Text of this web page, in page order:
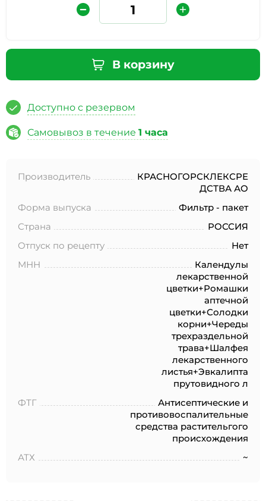
В корзину
Доступно с резервом
Самовывоз в течение 1 часа
Производитель
КРАСНОГОРСКЛЕКСРЕ
ДСТВА АО
Форма выпуска
Фильтр - пакет
Страна
РОССИЯ
Отпуск по рецепту
Нет
МНН
Календулы
лекарственной
цветки+Ромашки
аптечной
цветки+Солодки
корни+Череды
трехраздельной
трава+Шалфея
лекарственного
листья+Эвкалипта
прутовидного л
ФТГ
Антисептические и
противовоспалительные
средства растительгого
происхождения
АТХ
~
Защита от автоматических сообщений
соответствии с Федеральным законом от 27.07.2006 года
№152-ФЗ «О персональных данных», на условиях и для
персональных данных *